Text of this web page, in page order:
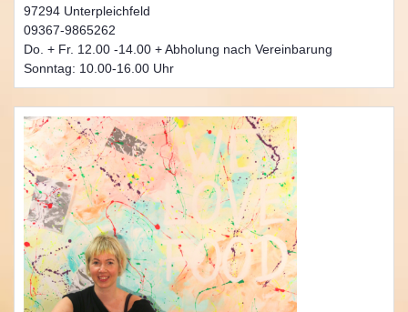
97294 Unterpleichfeld
09367-9865262
Do. + Fr. 12.00 -14.00 + Abholung nach Vereinbarung
Sonntag: 10.00-16.00 Uhr